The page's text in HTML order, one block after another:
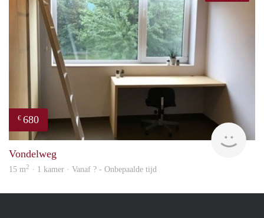
€ 680
Vondelweg
15 m2 · 1 kamer · Vanaf ? - Onbepaalde tijd